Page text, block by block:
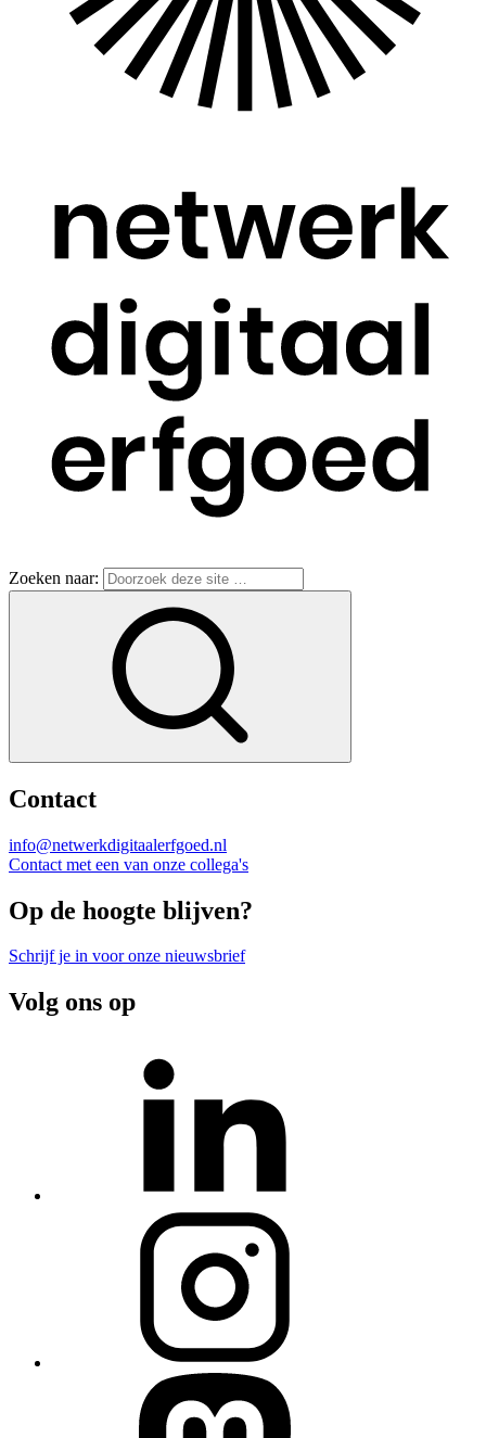
Zoeken naar:
Contact
info@netwerkdigitaalerfgoed.nl
Contact met een van onze collega's
Op de hoogte blijven?
Schrijf je in voor onze nieuwsbrief
Volg ons op